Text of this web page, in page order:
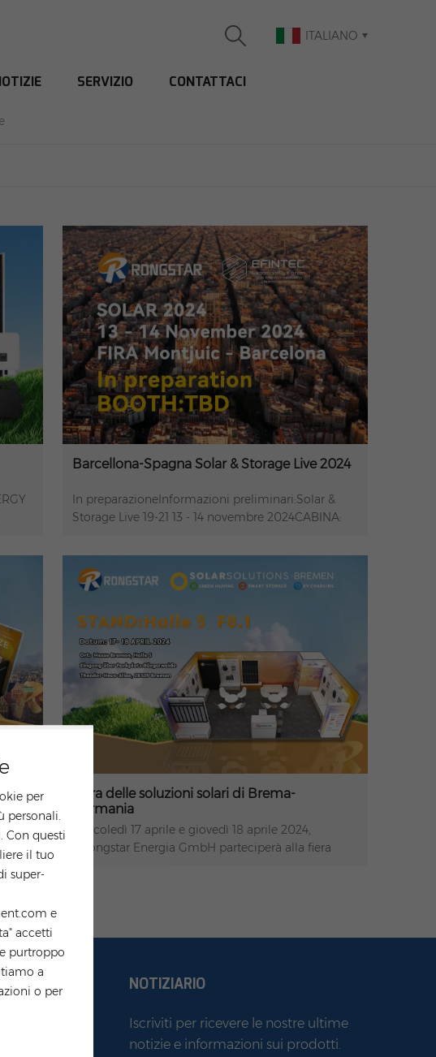
per
personali.
Con questi
il tuo
super-
e
accetti
purtroppo
a
o per
ITALIANO
SERVIZIO CONTATTACI
i
la
Barcellona-Spagna Solar & Storage Live 2024
In preparazioneInformazioni preliminari:Solar &
Storage Live 19-21 13 - 14 novembre 2024CABINA:
Fiera delle soluzioni solari di Brema-
Germania
Mercoledì 17 aprile e giovedì 18 aprile 2024,
#Rongstar Energia GmbH parteciperà alla fiera
Disponiamo di oltre 20 marchi solari premium
nelle 4 regioni.La principale fiera dell'energia solare
International comprende già numerose edizioni
estremamente popolari nei Paesi Bassi, in Belgio e
Fotovoltaico
NOTIZIARIO
Iscriviti per ricevere le nostre ultime
notizie e informazioni sui prodotti.